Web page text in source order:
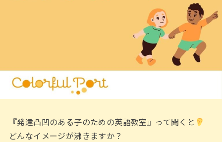
『発達凸凹のある子のための英語教室』って聞くと
どんなイメージが沸きますか？